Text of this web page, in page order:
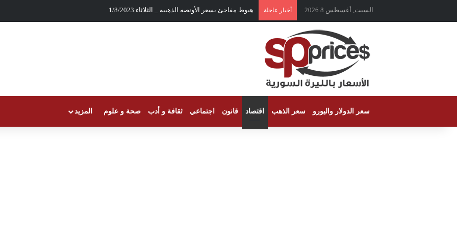
السبت, أغسطس 8 2026 أخبار عاجلة ارتداد سريع للذهب نحو مسيرة الصعود
سعر الدولار واليورو سعر الذهب اقتصاد قانون اجتماعي ثقافة و أدب صحة و علوم المزيد